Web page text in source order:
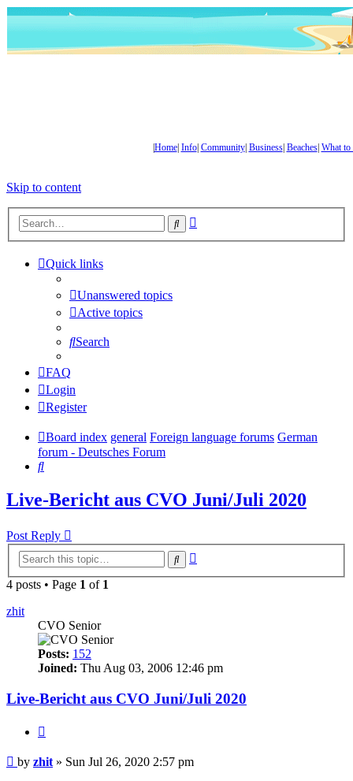
Home| Info| Community| Business| Beaches| What to
Skip to content
Search
Quick links
Unanswered topics
Active topics
Search
FAQ
Login
Register
Board index general Foreign language forums German
forum - Deutsches Forum
Search
Live-Bericht aus CVO Juni/Juli 2020
Post Reply
Search
4 posts • Page 1 of 1
zhit
CVO Senior
Posts: 152
Joined: Thu Aug 03, 2006 12:46 pm
Live-Bericht aus CVO Juni/Juli 2020
Post
by zhit » Sun Jul 26, 2020 2:57 pm